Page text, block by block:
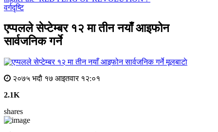
वर्गदृष्टि
एप्पलले सेप्टेम्बर १२ मा तीन नयाँ आइफोन
सार्वजनिक गर्ने
मूलबाटाे
२०७५ भदौ १७ आइतवार १२:०१
2.1K
shares